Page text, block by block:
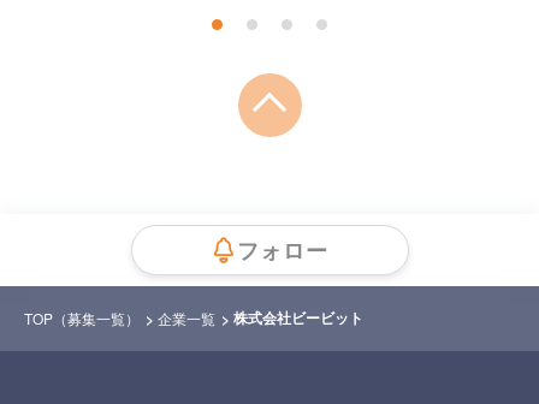
フォロー
TOP（募集一覧） 企業一覧 株式会社ビービット